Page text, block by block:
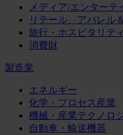
メディア/エンターテ
リテール、アパレル
旅行・ホスピタリティ
消費財
製造業
エネルギー
化学・プロセス産業
機械・産業テクノロ
自動車・輸送機器